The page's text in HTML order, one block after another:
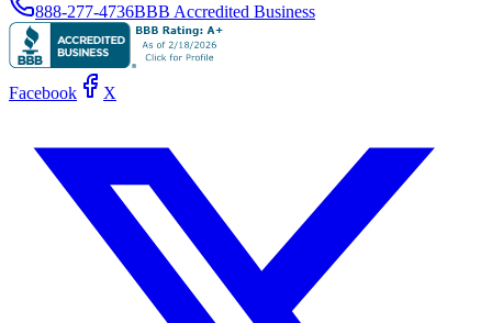
888-277-4736BBB Accredited Business
Facebook X